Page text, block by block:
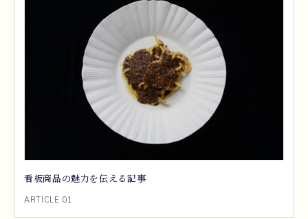
看板商品の魅力を伝える記事
ARTICLE 01